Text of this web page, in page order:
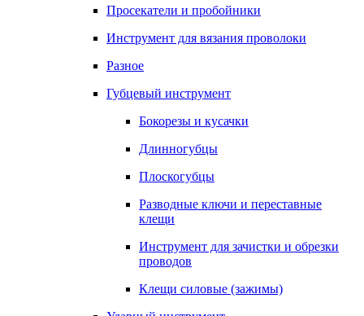
Просекатели и пробойники
Инструмент для вязания проволоки
Разное
Губцевый инструмент
Бокорезы и кусачки
Длинногубцы
Плоскогубцы
Разводные ключи и переставные
клещи
Инструмент для зачистки и обрезки
проводов
Клещи силовые (зажимы)